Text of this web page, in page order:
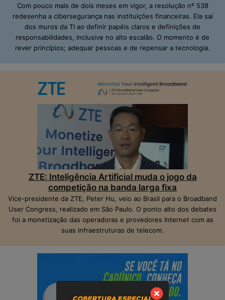
Com pouco mais de dois meses em vigor, a resolução nº 538
redesenha a cibersegurança nas instituições financeiras. Ela sai
dos muros da TI ao definir papéis claros e definições de
responsabilidades, inclusive no alto escalão. O momento é de
rever princípios; adequar pessoas e de repensar a tecnologia.
ZTE: Inteligência Artificial muda o jogo da
competição na banda larga fixa
Vice-presidente da ZTE, Peter Hu, veio ao Brasil para o Broadband
User Congress, realizado em São Paulo. O ponto alto dos debates
foi a monetização das operadoras e provedores Internet com as
suas infraestruturas de telecom.